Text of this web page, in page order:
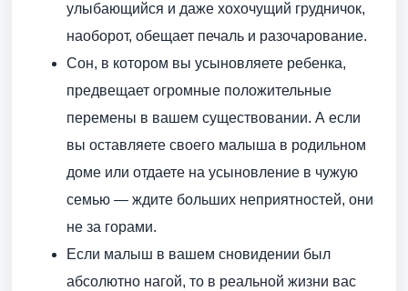
улыбающийся и даже хохочущий грудничок,
наоборот, обещает печаль и разочарование.
Сон, в котором вы усыновляете ребенка,
предвещает огромные положительные
перемены в вашем существовании. А если
вы оставляете своего малыша в родильном
доме или отдаете на усыновление в чужую
семью — ждите больших неприятностей, они
не за горами.
Если малыш в вашем сновидении был
абсолютно нагой, то в реальной жизни вас